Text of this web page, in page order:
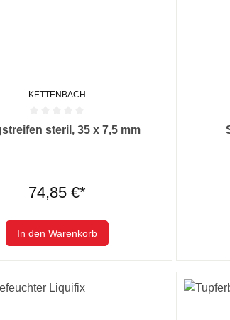
KETTENBACH
Bewertung von 0 von 5 Sternen
steril, 35 x 7,5 mm
74,85 €*
In den Warenkorb